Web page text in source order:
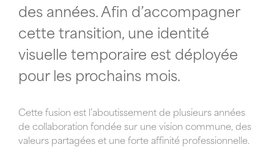
des années. Afin d’accompagner
cette transition, une identité
visuelle temporaire est déployée
pour les prochains mois.
Cette fusion est l’aboutissement de plusieurs années
de collaboration fondée sur une vision commune, des
valeurs partagées et une forte affinité professionnelle.